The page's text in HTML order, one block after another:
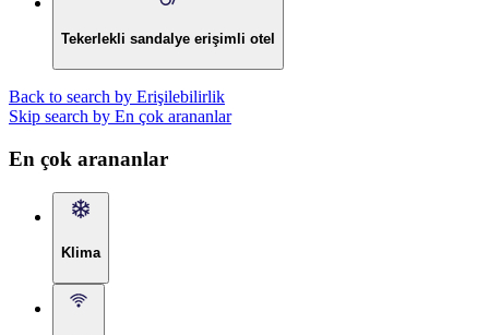
Tekerlekli sandalye erişimli otel
Back to search by Erişilebilirlik
Skip search by En çok arananlar
En çok arananlar
Klima